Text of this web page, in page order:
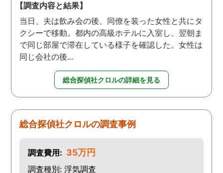
【調査内容と結果】
当日、夫は飲み会の後、同僚を装った女性と共にタ
クシーで移動。都内の高級ホテルに入室し、翌朝ま
で同じ部屋で滞在している様子を確認した。女性は
同じ会社の後...
総合探偵社クロルの詳細を見る
総合探偵社クロルの調査事例
調査費用: 35万円
調査種別: 浮気調査